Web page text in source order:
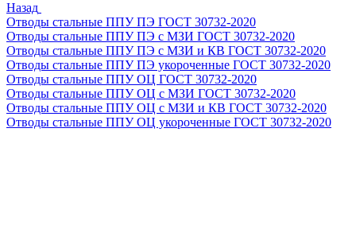
Назад
Отводы стальные ППУ ПЭ ГОСТ 30732-2020
Отводы стальные ППУ ПЭ с МЗИ ГОСТ 30732-2020
Отводы стальные ППУ ПЭ с МЗИ и КВ ГОСТ 30732-2020
Отводы стальные ППУ ПЭ укороченные ГОСТ 30732-2020
Отводы стальные ППУ ОЦ ГОСТ 30732-2020
Отводы стальные ППУ ОЦ с МЗИ ГОСТ 30732-2020
Отводы стальные ППУ ОЦ с МЗИ и КВ ГОСТ 30732-2020
Отводы стальные ППУ ОЦ укороченные ГОСТ 30732-2020